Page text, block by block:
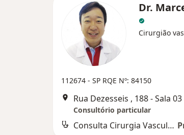
Dr.
Cirurgião
112674 - SP RQE Nº: 84150
Consultório particular
Consulta Cirurgia Vascular